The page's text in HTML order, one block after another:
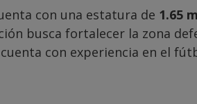
con una estatura de 1.65
busca fortalecer la zona
con experiencia en el